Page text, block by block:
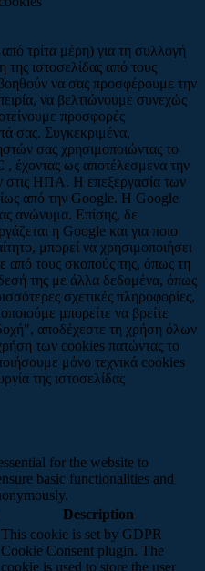
τρίτα μέρη) για τη συλλογή
ιστοσελίδας από τους
να σας προσφέρουμε την
να βελτιώνουμε συνεχώς
προσφορές
σας. Συγκεκριμένα,
σας χρησιμοποιώντας το
έχοντας ως αποτέλεσμενα την
στις ΗΠΑ. Η επεξεργασία των
από την Google. Η Google
ανώνυμα. Επίσης, δε
η Google και για ποιο
μπορεί να χρησιμοποιήσει
από τους σκοπούς της, όπως τη
της με άλλα δεδομένα, όπως
σχετικές πληροφορίες,
μπορείτε να βρείτε
αποδέχεστε τη χρήση όλων
των cookies πατώντας το
μόνο τεχνικά cookies
της ιστοσελίδας
for the website to
basic functionalities and
Description
This cookie is set by GDPR
Cookie Consent plugin. The
cookie is used to store the user